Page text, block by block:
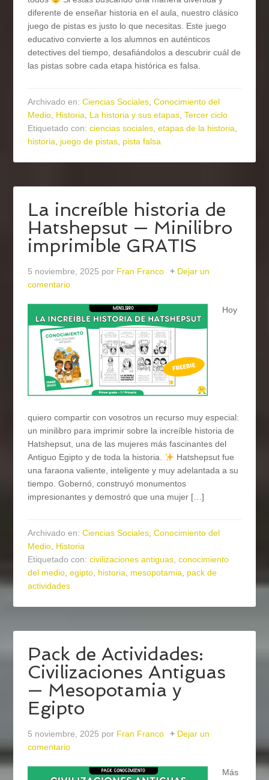
diferente de enseñar historia en el aula, nuestro clásico
juego de pistas es justo lo que necesitas. Este juego
educativo convierte a los alumnos en auténticos
detectives del tiempo, desafiándolos a descubrir cuál de
las pistas sobre cada etapa histórica es falsa.
Archivado en:Ciencias Sociales,Conocimiento del
Medio, Historia, La historia y sus etapas,Tercer ciclo
Etiquetado con:ciencias sociales,etapas de la historia,
historia, juego de pistas, pista falsa
La increíble historia de
Hatshepsut — Minilibro
imprimible GRATIS
5 noviembre, 2025 por Fran Franco
Dejar un
comentario
Hoy
quiero compartir con vosotros un recurso muy especial:
un minilibro para imprimir sobre la increíble historia de
Hatshepsut, una de las mujeres más fascinantes del
Antiguo Egipto y de toda la historia.
Hatshepsut fue
una faraona valiente, inteligente y muy adelantada a su
tiempo. Gobernó, construyó monumentos
impresionantes y demostró que una mujer […]
Archivado en:Ciencias Sociales,Conocimiento del
Medio, Historia
Etiquetado con:civilizaciones antiguas,conocimiento
del medio,egipto, historia, mesopotamia, pack de
actividades
Pack de Actividades:
Civilizaciones Antiguas
— Mesopotamia y
Egipto
5 noviembre, 2025 por Fran Franco
Dejar un
comentario
Más